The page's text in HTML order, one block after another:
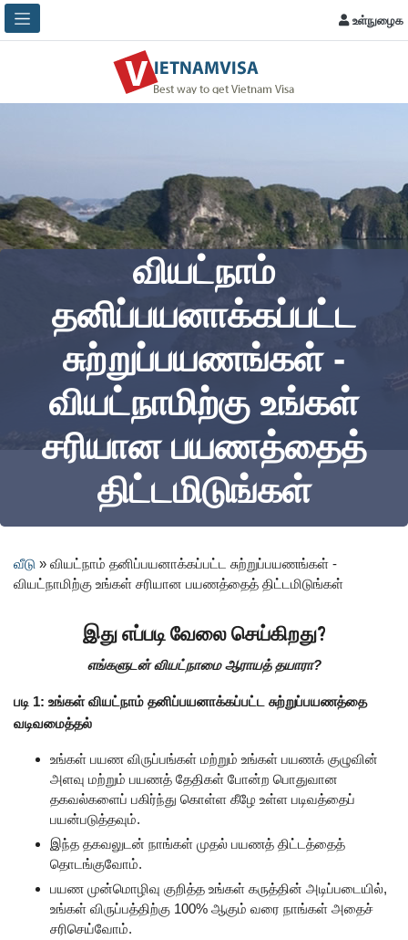
உள்நுழைக
வியட்நாம்
தனிப்பயனாக்கப்பட்ட
சுற்றுப்பயணங்கள் -
வியட்நாமிற்கு உங்கள்
சரியான பயணத்தைத்
திட்டமிடுங்கள்
வீடு » வியட்நாம் தனிப்பயனாக்கப்பட்ட சுற்றுப்பயணங்கள் -
வியட்நாமிற்கு உங்கள் சரியான பயணத்தைத் திட்டமிடுங்கள்
இது எப்படி வேலை செய்கிறது?
எங்களுடன் வியட்நாமை ஆராயத் தயாரா?
படி 1: உங்கள் வியட்நாம் தனிப்பயனாக்கப்பட்ட சுற்றுப்பயணத்தை
வடிவமைத்தல்
உங்கள் பயண விருப்பங்கள் மற்றும் உங்கள் பயணக் குழுவின்
அளவு மற்றும் பயணத் தேதிகள் போன்ற பொதுவான
தகவல்களைப் பகிர்ந்து கொள்ள கீழே உள்ள படிவத்தைப்
பயன்படுத்தவும்.
இந்த தகவலுடன் நாங்கள் முதல் பயணத் திட்டத்தைத்
தொடங்குவோம்.
பயண முன்மொழிவு குறித்த உங்கள் கருத்தின் அடிப்படையில்,
உங்கள் விருப்பத்திற்கு 100% ஆகும் வரை நாங்கள் அதைச்
சரிசெய்வோம்.